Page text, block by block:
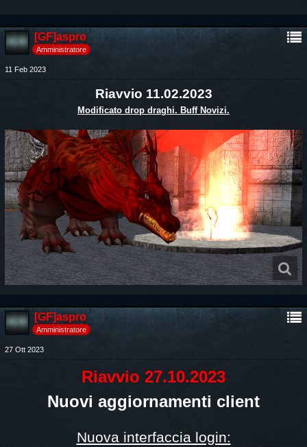
[GF]aspro
Amministratore
11 Feb 2023
Riavvio 11.02.2023
Modificato drop draghi. Buff Novizi.
[GF]aspro
Amministratore
27 Ott 2023
Riavvio 27.10.2023
Nuovi aggiornamenti client
Nuova interfaccia login: